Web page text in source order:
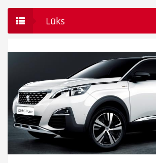
Lüks